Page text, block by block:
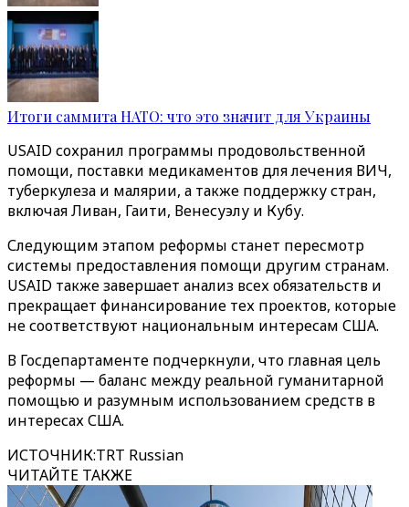
Итоги саммита НАТО: что это значит для Украины
USAID сохранил программы продовольственной
помощи, поставки медикаментов для лечения ВИЧ,
туберкулеза и малярии, а также поддержку стран,
включая Ливан, Гаити, Венесуэлу и Кубу.
Следующим этапом реформы станет пересмотр
системы предоставления помощи другим странам.
USAID также завершает анализ всех обязательств и
прекращает финансирование тех проектов, которые
не соответствуют национальным интересам США.
В Госдепартаменте подчеркнули, что главная цель
реформы — баланс между реальной гуманитарной
помощью и разумным использованием средств в
интересах США.
ИСТОЧНИК:TRT Russian
ЧИТАЙТЕ ТАКЖЕ